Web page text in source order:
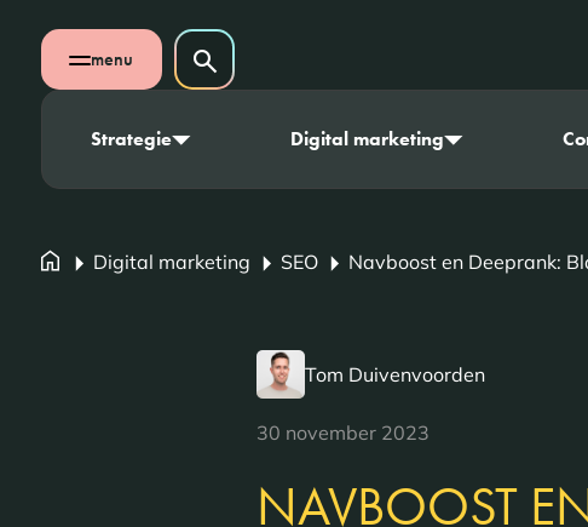
Navigatie overslaan
Open mobiel menu
menu Zoeken op website
Zoeken
Strategie Digital marketing
Digital marketing SEO Navboost en Deeprank:
Tom Duivenvoorden
30 november 2023
NAVBOOST